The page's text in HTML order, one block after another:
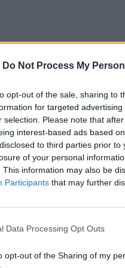
Do Not Process My
opt-out of the sale, sharing to
for targeted
selection. Please note that
interest-based ads based
to third parties prior
of your personal
This information may also be
Participants that may further
Data Processing Opt Outs
opt-out of the Sharing of my
να παραμείνουν σε
εξυπηρέτησης του
τα νοικοκυριά να
αρνητικές
για τόκους ως ποσοστό
περαιτέρω, λόγω
και της μείωσης του
το μέσο
στο 3,5%.,